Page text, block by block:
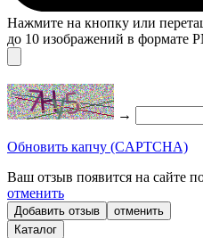
Нажмите на кнопку или
до 10 изображений в формате
→
Обновить капчу (CAPTCHA)
Ваш отзыв появится на сайте
отменить
отменить
Каталог